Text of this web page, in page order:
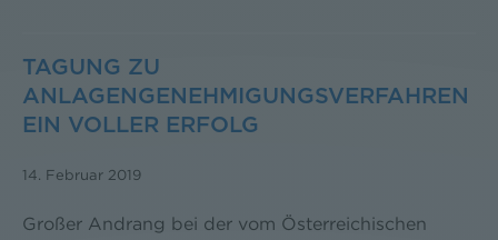
TAGUNG ZU
ANLAGENGENEHMIGUNGSVERFAHREN
EIN VOLLER ERFOLG
14. Februar 2019
Großer Andrang bei der vom Österreichischen